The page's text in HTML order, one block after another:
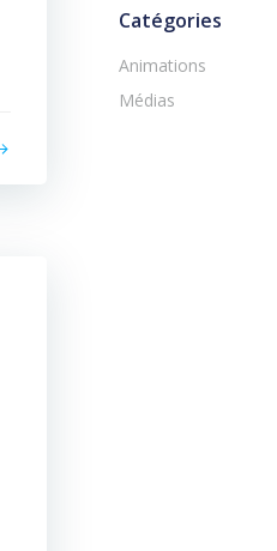
Catégories
Animations
Médias